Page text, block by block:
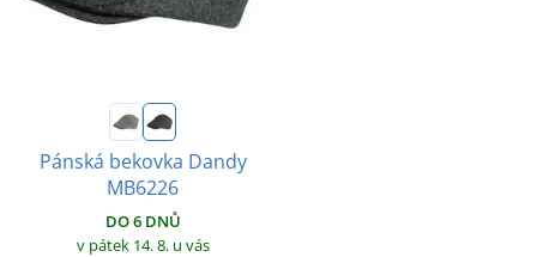
Pánská bekovka Dandy
MB6226
DO 6 DNŮ
v pátek 14. 8. u vás